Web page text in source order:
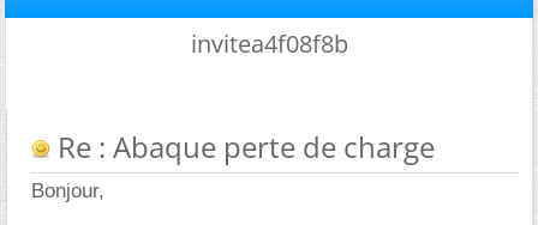
invitea4f08f8b
Re : Abaque perte de charge
Bonjour,